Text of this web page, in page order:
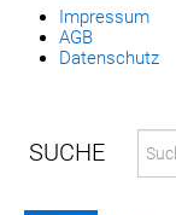
Impressum
AGB
Datenschutz